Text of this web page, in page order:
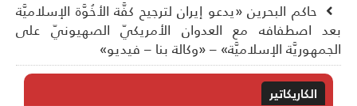
حاكم البحرين «يدعو إيران لترجيح كفَّة الأخُوَّة الإسلاميَّة
اصطفافه مع العدوان الأمريكيّ الصهيونيّ على
الإسلاميَّة» – «وكالة بنا – فيديو»
الكاريكاتير